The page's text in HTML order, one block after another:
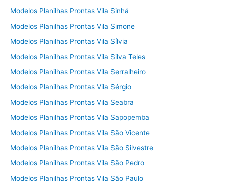
Modelos Planilhas Prontas Vila Sinhá
Modelos Planilhas Prontas Vila Simone
Modelos Planilhas Prontas Vila Sílvia
Modelos Planilhas Prontas Vila Silva Teles
Modelos Planilhas Prontas Vila Serralheiro
Modelos Planilhas Prontas Vila Sérgio
Modelos Planilhas Prontas Vila Seabra
Modelos Planilhas Prontas Vila Sapopemba
Modelos Planilhas Prontas Vila São Vicente
Modelos Planilhas Prontas Vila São Silvestre
Modelos Planilhas Prontas Vila São Pedro
Modelos Planilhas Prontas Vila São Paulo